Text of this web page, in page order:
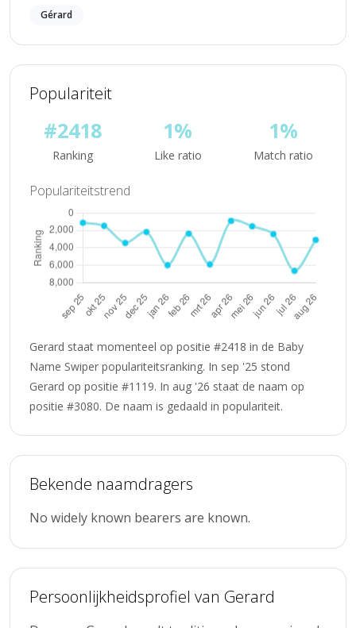
Gérard
Populariteit
#2418
Ranking
1%
Like ratio
1%
Match ratio
Populariteitstrend
Gerard staat momenteel op positie #2418 in de Baby
Name Swiper populariteitsranking. In sep '25 stond
Gerard op positie #1119. In aug '26 staat de naam op
positie #3080. De naam is gedaald in populariteit.
Bekende naamdragers
No widely known bearers are known.
Persoonlijkheidsprofiel van Gerard